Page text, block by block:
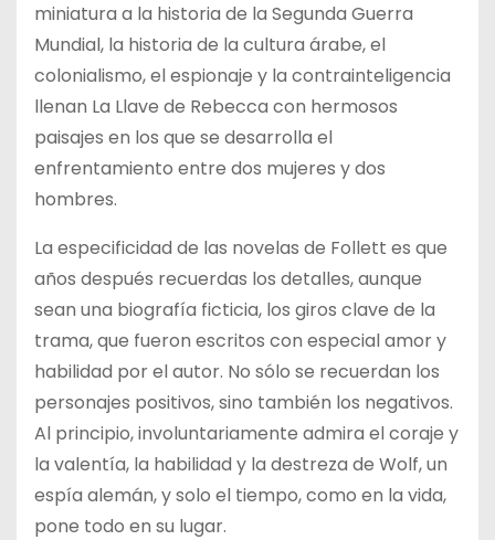
miniatura a la historia de la Segunda Guerra
Mundial, la historia de la cultura árabe, el
colonialismo, el espionaje y la contrainteligencia
llenan La Llave de Rebecca con hermosos
paisajes en los que se desarrolla el
enfrentamiento entre dos mujeres y dos
hombres.
La especificidad de las novelas de Follett es que
años después recuerdas los detalles, aunque
sean una biografía ficticia, los giros clave de la
trama, que fueron escritos con especial amor y
habilidad por el autor. No sólo se recuerdan los
personajes positivos, sino también los negativos.
Al principio, involuntariamente admira el coraje y
la valentía, la habilidad y la destreza de Wolf, un
espía alemán, y solo el tiempo, como en la vida,
pone todo en su lugar.